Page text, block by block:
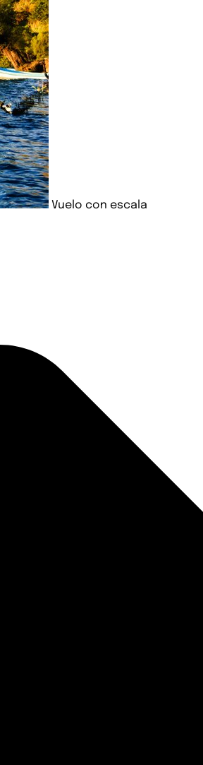
Vuelo con escala